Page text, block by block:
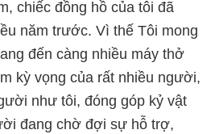
chiếc đồng hồ của tôi đã
năm trước. Vì thế Tôi mong
đến càng nhiều máy thở
kỳ vọng của rất nhiều người,
như tôi, đóng góp kỷ vật
đang chờ đợi sự hỗ trợ,